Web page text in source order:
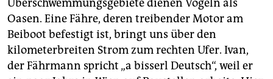
Überschwemmungsgebiete dienen Vögeln als
Oasen. Eine Fähre, deren treibender Motor am
Beiboot befestigt ist, bringt uns über den
kilometerbreiten Strom zum rechten Ufer. Ivan,
der Fährmann spricht „a bisserl Deutsch“, weil er